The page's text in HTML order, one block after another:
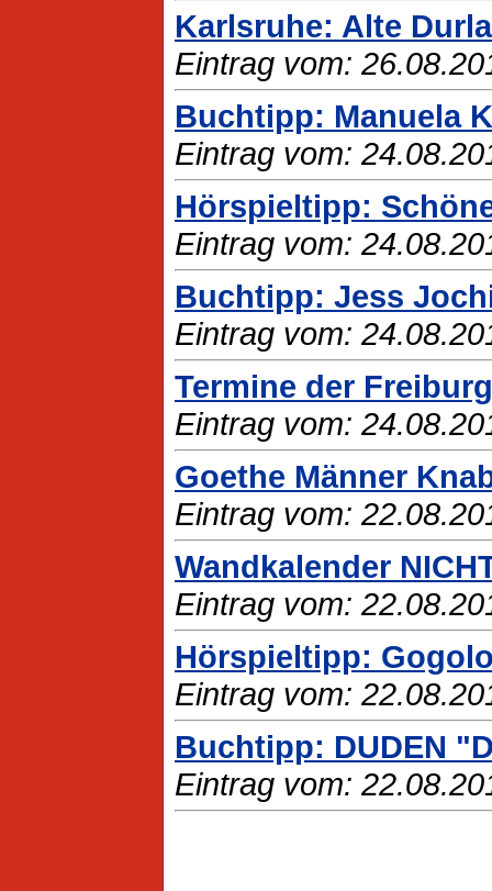
Karlsruhe: Alte
Eintrag vom:
Buchtipp: Manuela
Eintrag vom:
Hörspieltipp:
Eintrag vom:
Buchtipp: Jess
Eintrag vom:
Termine der
Eintrag vom:
Goethe Männer
Eintrag vom:
Wandkalender
Eintrag vom:
Hörspieltipp:
Eintrag vom:
Buchtipp: DUDEN
Eintrag vom: